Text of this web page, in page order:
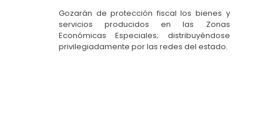
Gozarán de protección fiscal los bienes y
servicios producidos en las Zonas
Económicas Especiales; distribuyéndose
privilegiadamente por las redes del estado.